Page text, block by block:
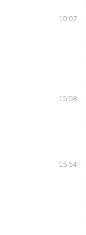
10:07
15:58
15:54